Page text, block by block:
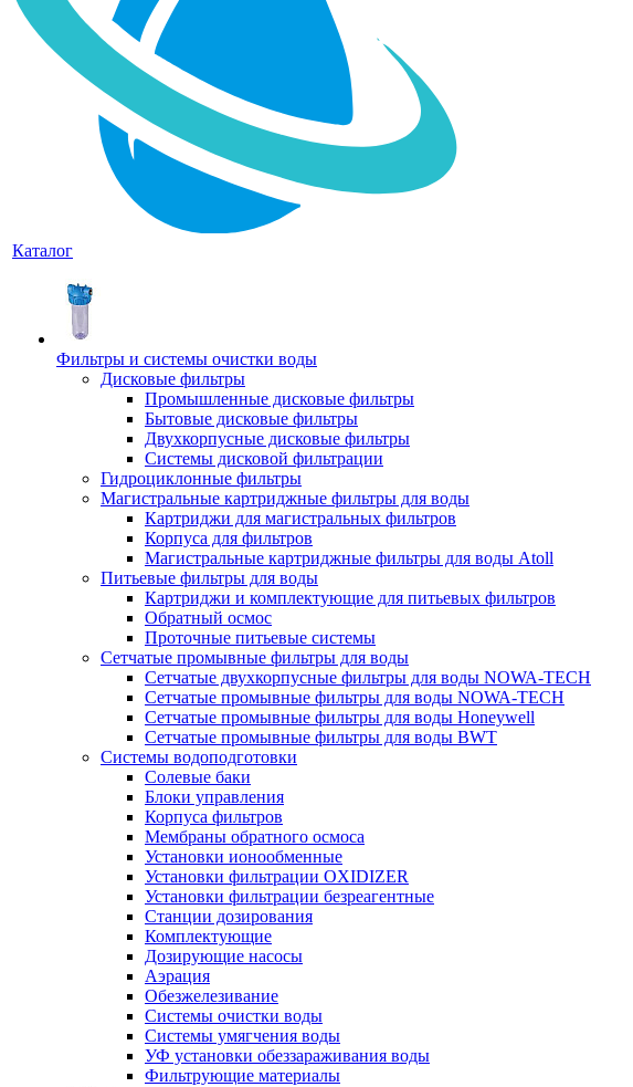
Каталог
Фильтры и системы очистки воды
Дисковые фильтры
Промышленные дисковые фильтры
Бытовые дисковые фильтры
Двухкорпусные дисковые фильтры
Системы дисковой фильтрации
Гидроциклонные фильтры
Магистральные картриджные фильтры для воды
Картриджи для магистральных фильтров
Корпуса для фильтров
Магистральные картриджные фильтры для воды Atoll
Питьевые фильтры для воды
Картриджи и комплектующие для питьевых фильтров
Обратный осмос
Проточные питьевые системы
Сетчатые промывные фильтры для воды
Сетчатые двухкорпусные фильтры для воды NOWA-TECH
Сетчатые промывные фильтры для воды NOWA-TECH
Сетчатые промывные фильтры для воды Honeywell
Сетчатые промывные фильтры для воды BWT
Системы водоподготовки
Солевые баки
Блоки управления
Корпуса фильтров
Мембраны обратного осмоса
Установки ионообменные
Установки фильтрации OXIDIZER
Установки фильтрации безреагентные
Станции дозирования
Комплектующие
Дозирующие насосы
Аэрация
Обезжелезивание
Системы очистки воды
Системы умягчения воды
УФ установки обеззараживания воды
Фильтрующие материалы